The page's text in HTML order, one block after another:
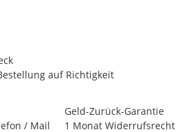
auf Richtigkeit
/ Mail
Geld-Zurück-Garantie
1 Monat Widerrufsrecht